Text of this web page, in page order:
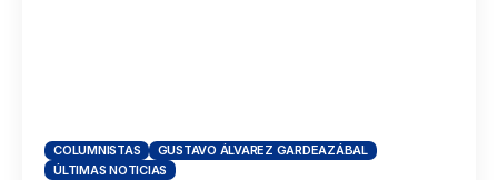
COLUMNISTAS
GUSTAVO ÁLVAREZ GARDEAZÁBAL
ÚLTIMAS NOTICIAS